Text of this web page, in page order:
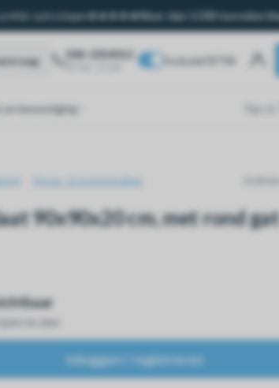
oplossingen Meer dan 1.500 tevreden
038-2054012 Inclusief BTW
en bevestiging
Straat- & trottoirkolken
90x90x20 cm, met rond
te zien
Inloggen / registreren